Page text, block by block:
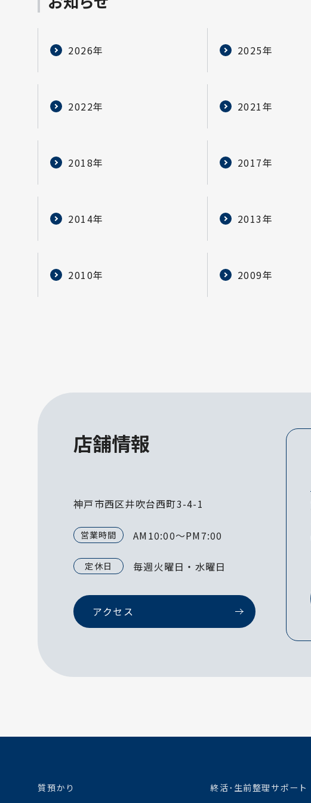
2026年 2025年
2022年 2021年
2018年 2017年
2014年 2013年
2010年 2009年
店舗情報
神戸市西区井吹台西町3-4-1
営業時間 AM10:00～PM7:00
定休日 毎週火曜日・水曜日
アクセス
質預かり 終活･生前整理サポート